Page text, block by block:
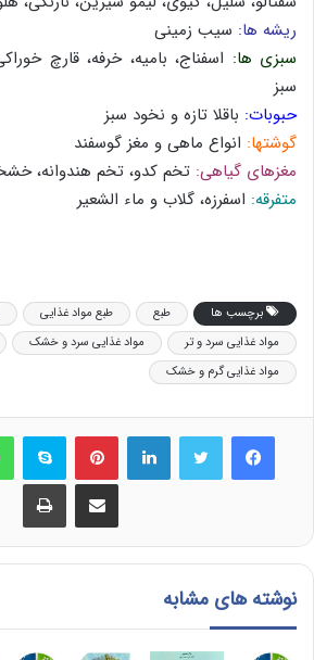
ریشه ها: سیب زمینی
سبزی ها: اسفناج، بامیه، خرفه، قارچ
سبز
حبوبات: باقلا تازه و نخود سبز
گوشتها: انواع ماهی و مغز گوسفند
مغزهای گیاهی: تخم کدو، تخم هندوانه،
متفرقه: اسفرزه، گلاب و ماء الشعیر
برچسب ها طبع طبع مواد غذایی
مواد غذایی سرد و تر
مواد غذایی سرد و خشک
مواد غذایی گرم و خشک
فیس بوک لینکدین ‫پین‌ترست اسکایپ
اشتراک گذاری از طریق ایمیل چاپ
نوشته های مشابه